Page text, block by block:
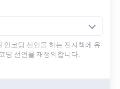
인코딩 선언을 하는 전자책에 유
딩 선언을 재정의합니다.